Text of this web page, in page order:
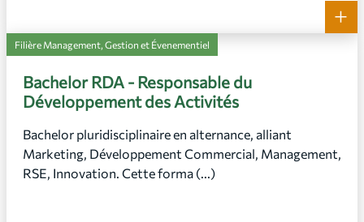
+
Filière Management, Gestion et Évenementiel
Bachelor RDA - Responsable du
Développement des Activités
Bachelor pluridisciplinaire en alternance, alliant
Marketing, Développement Commercial, Management,
RSE, Innovation. Cette forma (...)